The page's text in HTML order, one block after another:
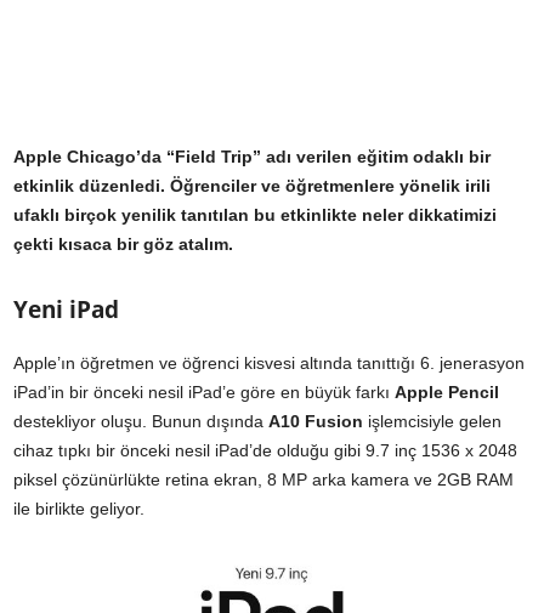
Apple Chicago’da “Field Trip” adı verilen eğitim odaklı bir
etkinlik düzenledi. Öğrenciler ve öğretmenlere yönelik irili
ufaklı birçok yenilik tanıtılan bu etkinlikte neler dikkatimizi
çekti kısaca bir göz atalım.
Yeni iPad
Apple’ın öğretmen ve öğrenci kisvesi altında tanıttığı 6. jenerasyon
iPad’in bir önceki nesil iPad’e göre en büyük farkı Apple Pencil
destekliyor oluşu. Bunun dışında A10 Fusion işlemcisiyle gelen
cihaz tıpkı bir önceki nesil iPad’de olduğu gibi 9.7 inç 1536 x 2048
piksel çözünürlükte retina ekran, 8 MP arka kamera ve 2GB RAM
ile birlikte geliyor.